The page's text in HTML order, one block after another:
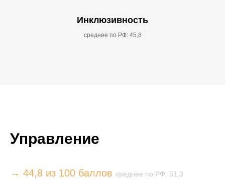
Инклюзивность
среднее по РФ: 45,8
Управление
→ 44,8 из 100 баллов среднее по РФ: 51,3